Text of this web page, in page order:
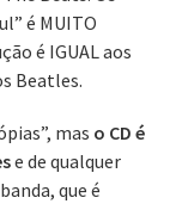
é MUITO
é IGUAL aos
Beatles.
mas o CD é
e de qualquer
que é